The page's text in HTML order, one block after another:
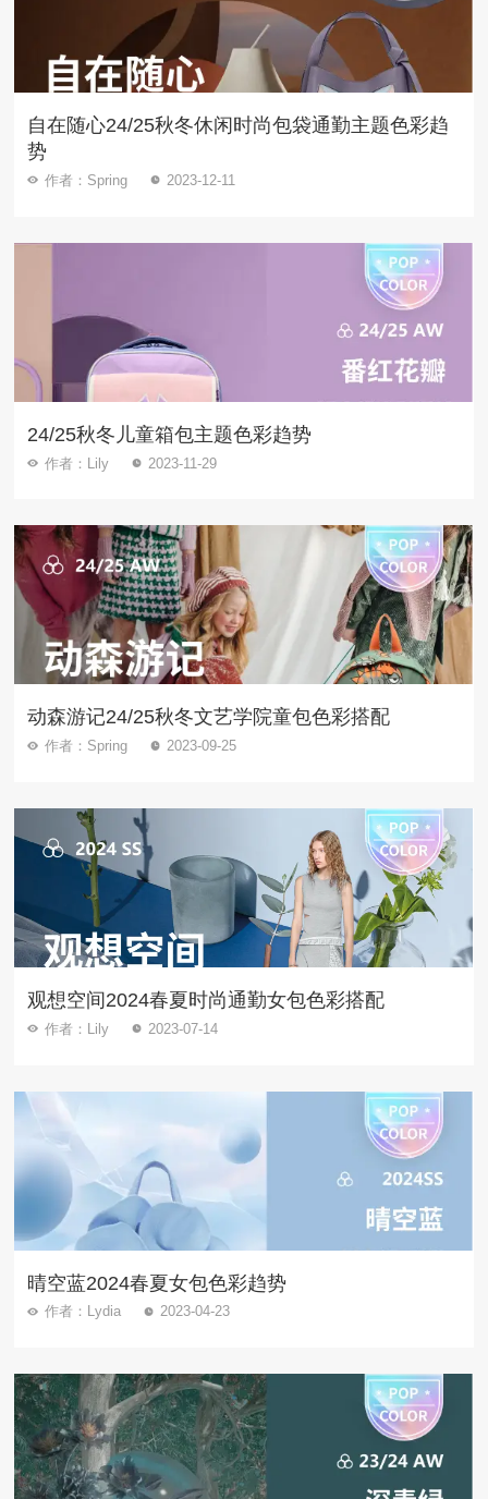
自在随心24/25秋冬休闲时尚包袋通勤主题色彩趋
势
作者：Spring 2023-12-11
24/25秋冬儿童箱包主题色彩趋势
作者：Lily 2023-11-29
动森游记24/25秋冬文艺学院童包色彩搭配
作者：Spring 2023-09-25
观想空间2024春夏时尚通勤女包色彩搭配
作者：Lily 2023-07-14
晴空蓝2024春夏女包色彩趋势
作者：Lydia 2023-04-23